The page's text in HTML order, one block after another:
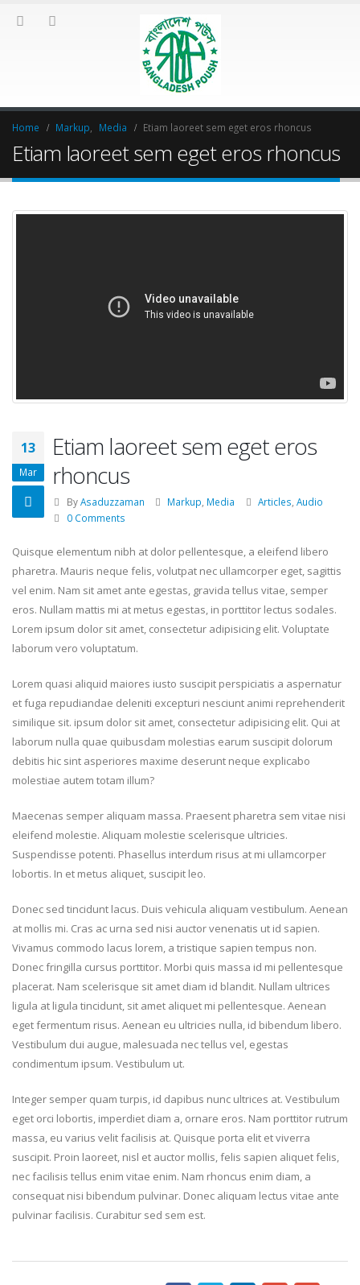
Home Markup Media Etiam laoreet sem eget eros rhoncus
Etiam laoreet sem eget eros rhoncus
13
Mar
Etiam laoreet sem eget eros
rhoncus
ByAsaduzzaman Markup Media Articles ,Audio
0 Comments
Quisque elementum nibh at dolor pellentesque, a eleifend libero
pharetra. Mauris neque felis, volutpat nec ullamcorper eget, sagittis
vel enim. Nam sit amet ante egestas, gravida tellus vitae, semper
eros. Nullam mattis mi at metus egestas, in porttitor lectus sodales.
Lorem ipsum dolor sit amet, consectetur adipisicing elit. Voluptate
laborum vero voluptatum.
Lorem quasi aliquid maiores iusto suscipit perspiciatis a aspernatur
et fuga repudiandae deleniti excepturi nesciunt animi reprehenderit
similique sit. ipsum dolor sit amet, consectetur adipisicing elit. Qui at
laborum nulla quae quibusdam molestias earum suscipit dolorum
debitis hic sint asperiores maxime deserunt neque explicabo
molestiae autem totam illum?
Maecenas semper aliquam massa. Praesent pharetra sem vitae nisi
eleifend molestie. Aliquam molestie scelerisque ultricies.
Suspendisse potenti. Phasellus interdum risus at mi ullamcorper
lobortis. In et metus aliquet, suscipit leo.
Donec sed tincidunt lacus. Duis vehicula aliquam vestibulum. Aenean
at mollis mi. Cras ac urna sed nisi auctor venenatis ut id sapien.
Vivamus commodo lacus lorem, a tristique sapien tempus non.
Donec fringilla cursus porttitor. Morbi quis massa id mi pellentesque
placerat. Nam scelerisque sit amet diam id blandit. Nullam ultrices
ligula at ligula tincidunt, sit amet aliquet mi pellentesque. Aenean
eget fermentum risus. Aenean eu ultricies nulla, id bibendum libero.
Vestibulum dui augue, malesuada nec tellus vel, egestas
condimentum ipsum. Vestibulum ut.
Integer semper quam turpis, id dapibus nunc ultrices at. Vestibulum
eget orci lobortis, imperdiet diam a, ornare eros. Nam porttitor rutrum
massa, eu varius velit facilisis at. Quisque porta elit et viverra
suscipit. Proin laoreet, nisl et auctor mollis, felis sapien aliquet felis,
nec facilisis tellus enim vitae enim. Nam rhoncus enim diam, a
consequat nisi bibendum pulvinar. Donec aliquam lectus vitae ante
pulvinar facilisis. Curabitur sed sem est.